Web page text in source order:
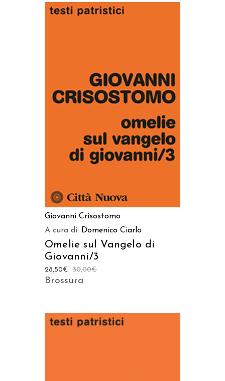
AGGIUNGI AL CARRELLO
Giovanni Crisostomo
A cura di: Domenico Ciarlo
Omelie sul Vangelo di
Giovanni/3
30,00€
28,50€
Brossura